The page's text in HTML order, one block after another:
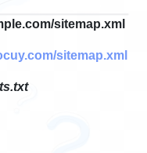
sitemap.xml
sitemap.xml